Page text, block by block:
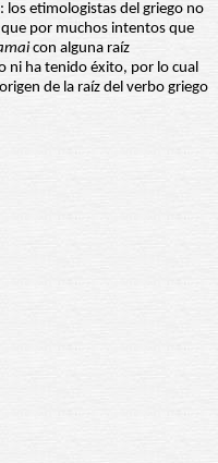
los etimologistas del griego no
por muchos intentos que
con alguna raíz
ni ha tenido éxito, por lo cual
de la raíz del verbo griego